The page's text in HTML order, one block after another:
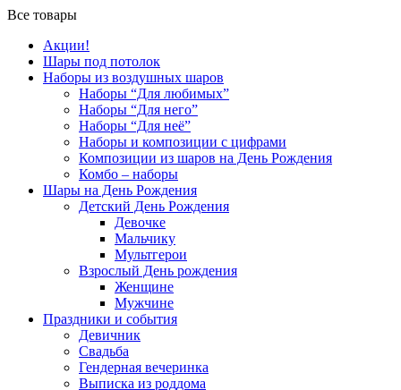
Все товары
Акции!
Шары под потолок
Наборы из воздушных шаров
Наборы “Для любимых”
Наборы “Для него”
Наборы “Для неё”
Наборы и композиции с цифрами
Композиции из шаров на День Рождения
Комбо – наборы
Шары на День Рождения
Детский День Рождения
Девочке
Мальчику
Мультгерои
Взрослый День рождения
Женщине
Мужчине
Праздники и события
Девичник
Свадьба
Гендерная вечеринка
Выписка из роддома